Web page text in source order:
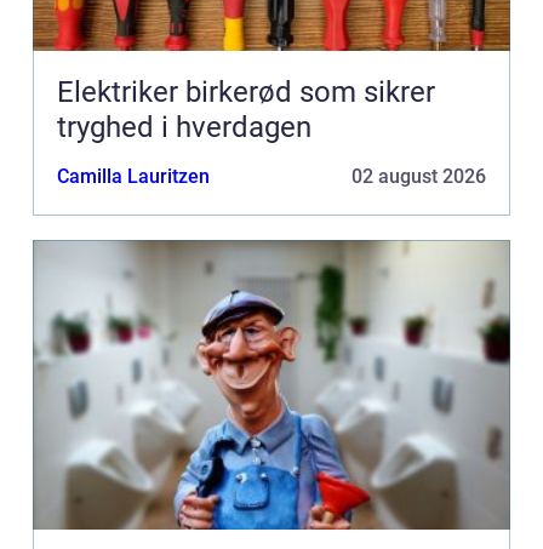
Elektriker birkerød som sikrer
tryghed i hverdagen
Camilla Lauritzen 02 august 2026